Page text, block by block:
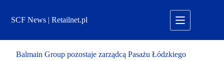
treściSCF News | Retailnet.pl
Balmain Group pozostaje zarządcą Pasażu Łódzkiego